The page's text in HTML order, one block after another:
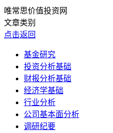
唯常思价值投资网
文章类别
点击返回
基金研究
投资分析基础
财报分析基础
经济学基础
行业分析
公司基本面分析
调研纪要